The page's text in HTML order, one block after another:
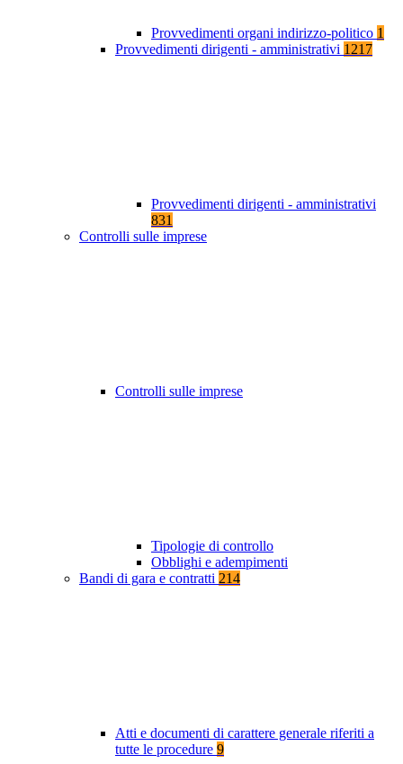
Provvedimenti organi indirizzo-politico 1
Provvedimenti dirigenti - amministrativi 1217
Provvedimenti dirigenti - amministrativi
831
Controlli sulle imprese
Controlli sulle imprese
Tipologie di controllo
Obblighi e adempimenti
Bandi di gara e contratti 214
Atti e documenti di carattere generale riferiti a
tutte le procedure 9